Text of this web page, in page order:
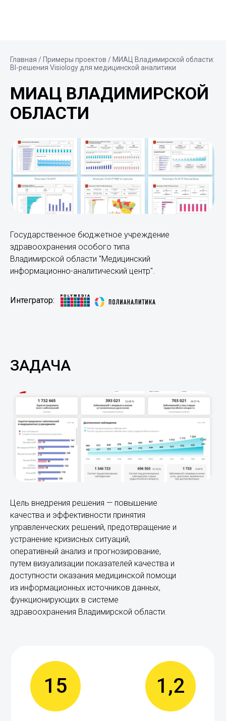
Главная / Примеры проектов / МИАЦ Владимирской области:
BI-решения Visiology для медицинской аналитики
МИАЦ ВЛАДИМИРСКОЙ
ОБЛАСТИ
Государственное бюджетное учреждение
здравоохранения особого типа
Владимирской области "Медицинский
информационно-аналитический центр".
Интегратор:
ЗАДАЧА
Цель внедрения решения — повышение
качества и эффективности принятия
управленческих решений, предотвращение и
устранение кризисных ситуаций,
оперативный анализ и прогнозирование,
путем визуализации показателей качества и
доступности оказания медицинской помощи
из информационных источников данных,
функционирующих в системе
здравоохранения Владимирской области.
15 1,2